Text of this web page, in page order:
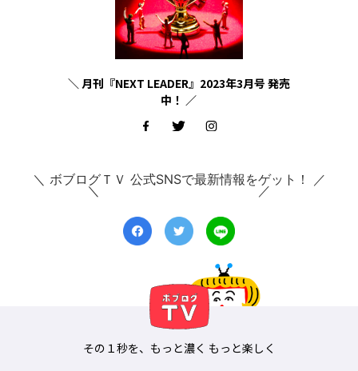
＼ 月刊『NEXT LEADER』2023年3月号 発売
中！ ／
＼ ボブログＴＶ 公式SNSで最新情報をゲット！ ／
その１秒を、もっと濃く もっと楽しく